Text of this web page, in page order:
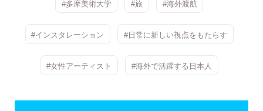
#多摩美術大学 #旅 #海外渡航
#インスタレーション #日常に新しい視点をもたらす
#女性アーティスト #海外で活躍する日本人